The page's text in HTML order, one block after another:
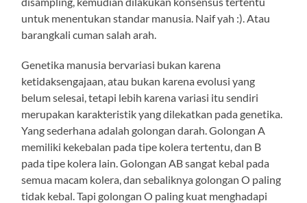
untuk menentukan standar manusia. Naif yah :). Atau
barangkali cuman salah arah.
Genetika manusia bervariasi bukan karena
ketidaksengajaan, atau bukan karena evolusi yang
belum selesai, tetapi lebih karena variasi itu sendiri
merupakan karakteristik yang dilekatkan pada genetika.
Yang sederhana adalah golongan darah. Golongan A
memiliki kekebalan pada tipe kolera tertentu, dan B
pada tipe kolera lain. Golongan AB sangat kebal pada
semua macam kolera, dan sebaliknya golongan O paling
tidak kebal. Tapi golongan O paling kuat menghadapi